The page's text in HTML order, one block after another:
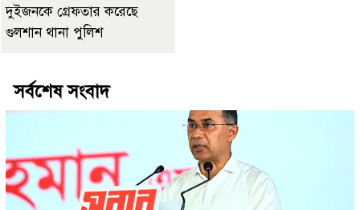
দুইজনকে গ্রেফতার করেছে
গুলশান থানা পুলিশ
সর্বশেষ সংবাদ